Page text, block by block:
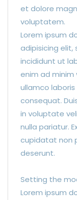
et dolore
voluptatem.
Lorem ipsum
adipisicing
incididunt ut
enim ad minim
ullamco
consequat.
in voluptate
nulla pariatur.
cupidatat non
deserunt.
Setting the
Lorem ipsum